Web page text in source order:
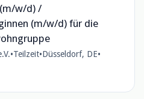
w/d) /
(m/w/d) für die
•Teilzeit•Düsseldorf, DE•